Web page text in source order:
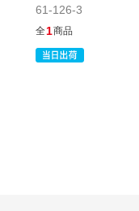
61-126-3
全1商品